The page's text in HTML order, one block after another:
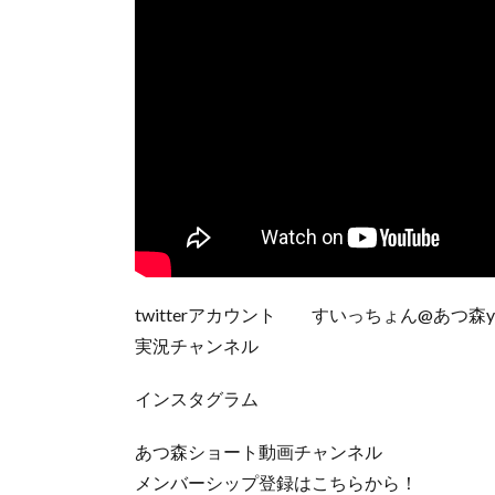
twitterアカウント すいっちょん@あつ森
実況チャンネル
インスタグラム
あつ森ショート動画チャンネル
メンバーシップ登録はこちらから！